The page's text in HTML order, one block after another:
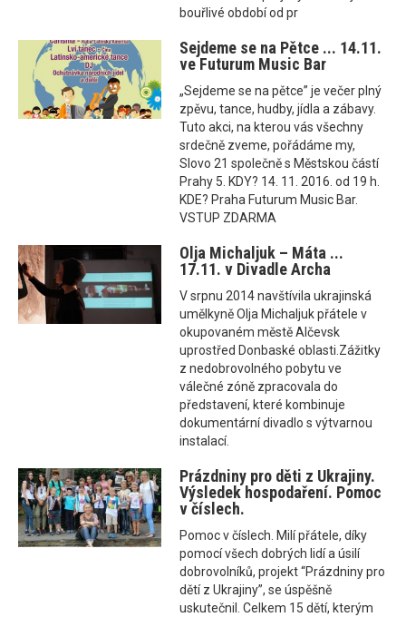
bouřlivé období od pr
Sejdeme se na Pětce ... 14.11.
ve Futurum Music Bar
„Sejdeme se na pětce” je večer plný
zpěvu, tance, hudby, jídla a zábavy.
Tuto akci, na kterou vás všechny
srdečně zveme, pořádáme my,
Slovo 21 společně s Městskou částí
Prahy 5. KDY? 14. 11. 2016. od 19 h.
KDE? Praha Futurum Music Bar.
VSTUP ZDARMA
Olja Michaljuk – Máta ...
17.11. v Divadle Archa
V srpnu 2014 navštívila ukrajinská
umělkyně Olja Michaljuk přátele v
okupovaném městě Alčevsk
uprostřed Donbaské oblasti.Zážitky
z nedobrovolného pobytu ve
válečné zóně zpracovala do
představení, které kombinuje
dokumentární divadlo s výtvarnou
instalací.
Prázdniny pro děti z Ukrajiny.
Výsledek hospodaření. Pomoc
v číslech.
Pomoc v číslech. Milí přátele, díky
pomocí všech dobrých lidí a úsilí
dobrovolníků, projekt “Prázdniny pro
dětí z Ukrajiny”, se úspěšně
uskutečnil. Celkem 15 dětí, kterým